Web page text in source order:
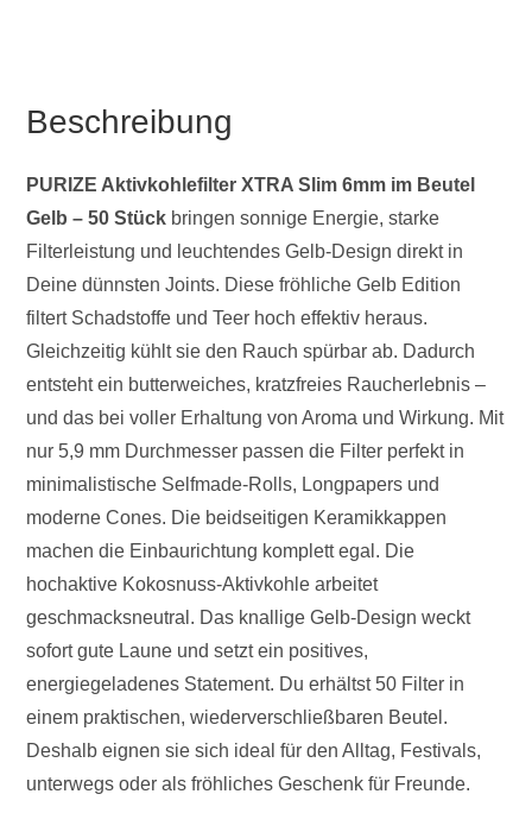
Beschreibung
PURIZE Aktivkohlefilter XTRA Slim 6mm im Beutel
Gelb – 50 Stück bringen sonnige Energie, starke
Filterleistung und leuchtendes Gelb-Design direkt in
Deine dünnsten Joints. Diese fröhliche Gelb Edition
filtert Schadstoffe und Teer hoch effektiv heraus.
Gleichzeitig kühlt sie den Rauch spürbar ab. Dadurch
entsteht ein butterweiches, kratzfreies Raucherlebnis –
und das bei voller Erhaltung von Aroma und Wirkung. Mit
nur 5,9 mm Durchmesser passen die Filter perfekt in
minimalistische Selfmade-Rolls, Longpapers und
moderne Cones. Die beidseitigen Keramikkappen
machen die Einbaurichtung komplett egal. Die
hochaktive Kokosnuss-Aktivkohle arbeitet
geschmacksneutral. Das knallige Gelb-Design weckt
sofort gute Laune und setzt ein positives,
energiegeladenes Statement. Du erhältst 50 Filter in
einem praktischen, wiederverschließbaren Beutel.
Deshalb eignen sie sich ideal für den Alltag, Festivals,
unterwegs oder als fröhliches Geschenk für Freunde.